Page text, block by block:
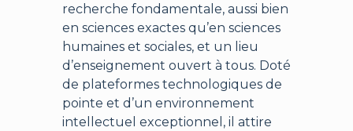
recherche fondamentale, aussi bien
en sciences exactes qu’en sciences
humaines et sociales, et un lieu
d’enseignement ouvert à tous. Doté
de plateformes technologiques de
pointe et d’un environnement
intellectuel exceptionnel, il attire